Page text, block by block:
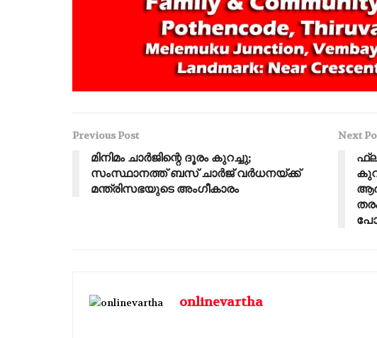
Previous Post
മിനിമം ചാര്‍ജിന്റെ ദൂരം കുറച്ചു;
സംസ്ഥാനത്ത് ബസ് ചാര്‍ജ് വര്‍ധനയ്ക്ക്
മന്ത്രിസഭയുടെ അംഗീകാരം
Next
onlinevartha